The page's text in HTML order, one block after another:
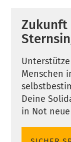
Zukunft
Menschen
Deine
in Not